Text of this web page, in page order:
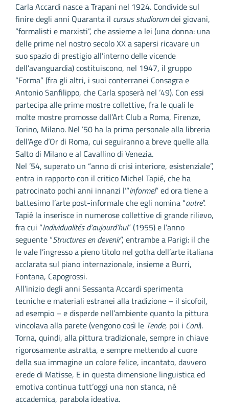
Carla Accardi nasce a Trapani nel 1924. Condivide sul
finire degli anni Quaranta il cursus studiorumdei giovani,
“formalisti e marxisti”, che assieme a lei (una donna: una
delle prime nel nostro secolo XX a sapersi ricavare un
suo spazio di prestigio all’interno delle vicende
dell’avanguardia) costituiscono, nel 1947, il gruppo
“Forma” (fra gli altri, i suoi conterranei Consagra e
Antonio Sanfilippo, che Carla sposerà nel ’49). Con essi
partecipa alle prime mostre collettive, fra le quali le
molte mostre promosse dall’Art Club a Roma, Firenze,
Torino, Milano. Nel ’50 ha la prima personale alla libreria
dell’Age d’Or di Roma, cui seguiranno a breve quelle alla
Salto di Milano e al Cavallino di Venezia.
Nel ’54, superato un “anno di crisi interiore, esistenziale”,
entra in rapporto con il critico Michel Tapié, che ha
patrocinato pochi anni innanzi l’“informel” ed ora tiene a
battesimo l’arte post-informale che egli nomina “autre”.
Tapié la inserisce in numerose collettive di grande rilievo,
fra cui “Individualités d’aujourd’hui” (1955) e l’anno
seguente “Structures en devenir”, entrambe a Parigi: il che
le vale l’ingresso a pieno titolo nel gotha dell’arte italiana
acclarata sul piano internazionale, insieme a Burri,
Fontana, Capogrossi.
All’inizio degli anni Sessanta Accardi sperimenta
tecniche e materiali estranei alla tradizione – il sicofoil,
ad esempio – e disperde nell’ambiente quanto la pittura
vincolava alla parete (vengono così le Tende, poi i Coni).
Torna, quindi, alla pittura tradizionale, sempre in chiave
rigorosamente astratta, e sempre mettendo al cuore
della sua immagine un colore felice, incantato, davvero
erede di Matisse, E in questa dimensione linguistica ed
emotiva continua tutt’oggi una non stanca, né
accademica, parabola ideativa.